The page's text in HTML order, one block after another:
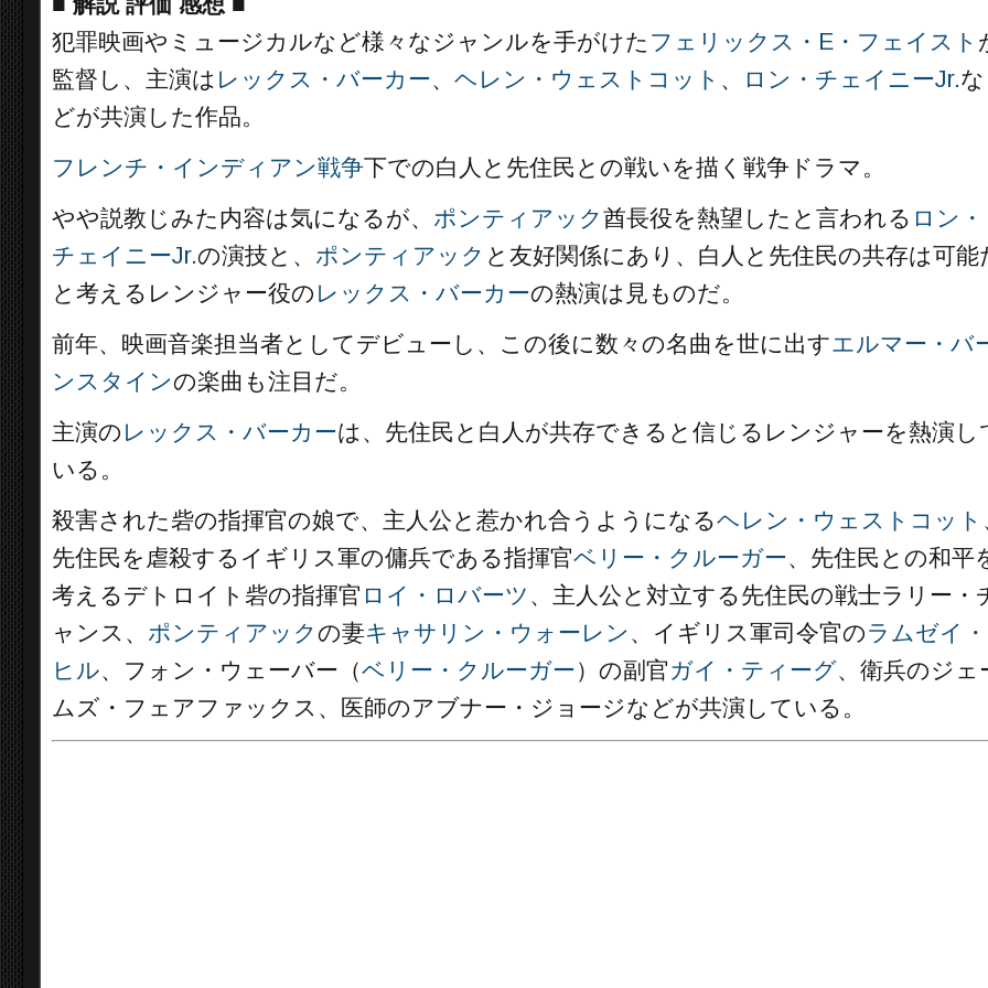
犯罪映画やミュージカルなど様々なジャンルを手がけた フェリックス・E・フェイスト
監督し、主演は レックス・バーカー、 ヘレン・ウェストコット 、 ロン・チェイニーJr.な
どが共演した作品。
フレンチ・インディアン戦争下での白人と先住民との戦いを描く戦争ドラマ。
やや説教じみた内容は気になるが、 ポンティアック酋長役を熱望したと言われる ロン・
チェイニーJr.の演技と、 ポンティアック と友好関係にあり、白人と先住民の共存は可能
と考えるレンジャー役の レックス・バーカーの熱演は見ものだ。
前年、映画音楽担当者としてデビューし、この後に数々の名曲を世に出すエルマー・バ
ンスタインの楽曲も注目だ。
主演の レックス・バーカーは、先住民と白人が共存できると信じるレンジャーを熱演し
いる。
殺害された砦の指揮官の娘で、主人公と惹かれ合うようになるヘレン・ウェストコット
先住民を虐殺するイギリス軍の傭兵である指揮官ベリー・クルーガー、先住民との和平
考えるデトロイト砦の指揮官 ロイ・ロバーツ 、主人公と対立する先住民の戦士ラリー・
ャンス、 ポンティアックの妻キャサリン・ウォーレン 、イギリス軍司令官のラムゼイ・
ヒル、フォン・ウェーバー（ベリー・クルーガー）の副官ガイ・ティーグ、衛兵のジェ
ムズ・フェアファックス、医師のアブナー・ジョージなどが共演している。